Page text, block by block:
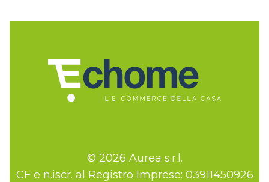
© 2026 Aurea s.r.l.
CF e n.iscr. al Registro Imprese: 03911450926